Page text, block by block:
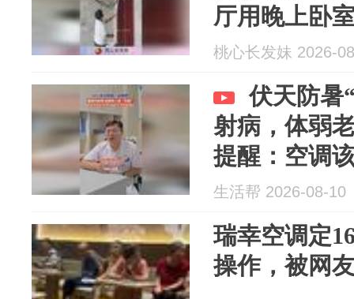
厅用晚上卧
桃心长发妹 2026-
伏天防暑
射病，体弱
提醒：空调
生活帮 2026-08-10
瑞幸空调定
操作，被网